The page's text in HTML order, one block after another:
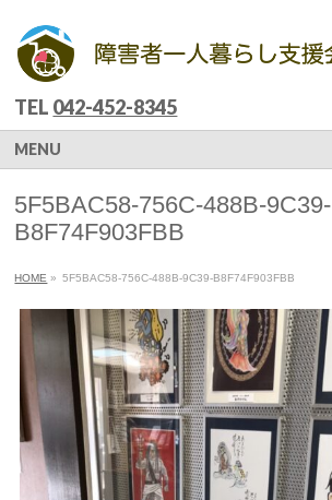
TEL 042-452-8345
MENU
5F5BAC58-756C-488B-9C39-
B8F74F903FBB
HOME » 5F5BAC58-756C-488B-9C39-B8F74F903FBB